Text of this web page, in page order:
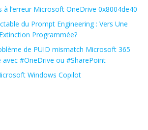
à l’erreur Microsoft OneDrive 0x8004de40
du Prompt Engineering : Vers Une
Extinction Programmée?
de PUID mismatch Microsoft 365
avec #OneDrive ou #SharePoint
Windows Copilot